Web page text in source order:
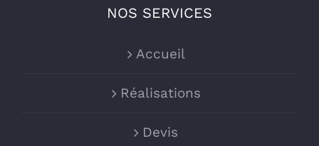
NOS SERVICES
Accueil
Réalisations
Devis